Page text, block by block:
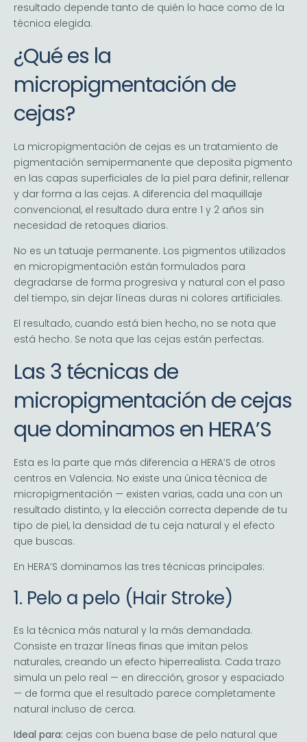
resultado depende tanto de quién lo hace como de la
técnica elegida.
¿Qué es la
micropigmentación de
cejas?
La micropigmentación de cejas es un tratamiento de
pigmentación semipermanente que deposita pigmento
en las capas superficiales de la piel para definir, rellenar
y dar forma a las cejas. A diferencia del maquillaje
convencional, el resultado dura entre 1 y 2 años sin
necesidad de retoques diarios.
No es un tatuaje permanente. Los pigmentos utilizados
en micropigmentación están formulados para
degradarse de forma progresiva y natural con el paso
del tiempo, sin dejar líneas duras ni colores artificiales.
El resultado, cuando está bien hecho, no se nota que
está hecho. Se nota que las cejas están perfectas.
Las 3 técnicas de
micropigmentación de cejas
que dominamos en HERA’S
Esta es la parte que más diferencia a HERA’S de otros
centros en Valencia. No existe una única técnica de
micropigmentación — existen varias, cada una con un
resultado distinto, y la elección correcta depende de tu
tipo de piel, la densidad de tu ceja natural y el efecto
que buscas.
En HERA’S dominamos las tres técnicas principales:
1. Pelo a pelo (Hair Stroke)
Es la técnica más natural y la más demandada.
Consiste en trazar líneas finas que imitan pelos
naturales, creando un efecto hiperrealista. Cada trazo
simula un pelo real — en dirección, grosor y espaciado
— de forma que el resultado parece completamente
natural incluso de cerca.
Ideal para: cejas con buena base de pelo natural que